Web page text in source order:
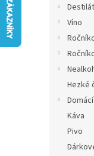
Víno
Hezké
Káva
Pivo